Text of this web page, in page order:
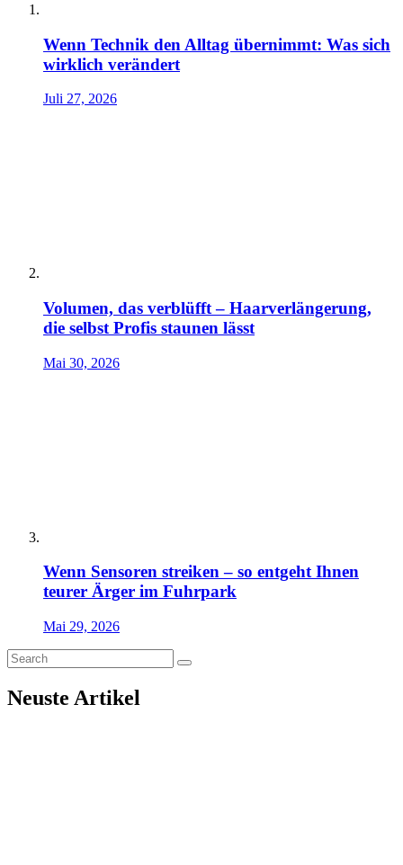
Wenn Technik den Alltag übernimmt: Was sich
wirklich verändert
Juli 27, 2026
Volumen, das verblüfft – Haarverlängerung,
die selbst Profis staunen lässt
Mai 30, 2026
Wenn Sensoren streiken – so entgeht Ihnen
teurer Ärger im Fuhrpark
Mai 29, 2026
Neuste Artikel